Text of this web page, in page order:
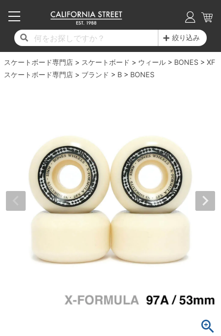
絞り込み
スケートボード専門店 スケートボード ウィール BONES
XF
スケートボード専門店
ブランド B BONES
17時までのご注文は当日発送！
11,000円以上で送料無料！
毎月1日はポイント5倍！10日と20日は3倍！
17時までのご注文は当日発送！
11,000円以上で送料無料！
毎月1日はポイント5倍！10日と20日は3倍！
サイズからデッキを選ぶ
子供用デッキ
7.0inch以下
7.6inch
7.7inch
7.8inch
トラック
17時までのご注文は当日発送！
11,000円以上で送料無料！
毎月1日はポイント5倍！10日と20日は3倍！
適合デッキサイズから選ぶ
7.0inch以下
7.2inch
7.7inch
7.8inch
7.9inch
ウィール
17時までのご注文は当日発送！
11,000円以上で送料無料！
毎月1日はポイント5倍！10日と20日は3倍！
ウィールをサイズから選ぶ
50mm
51mm
55mm
56mm
スピットファイヤー F4（フォーミュラフォ
ボーンズ XF（エックスフォーミュラ）
ボーンズ STF（エスティーエフ）
パウエルペラルタ DF（ドラゴンフォーミュ
ベアリング
デッキテープ
パーツ・その他
17時までのご注文は当日発送！
11,000円以上で送料無料！
毎月1日はポイント5倍！10日と20日は3倍！
シューズをサイズから選ぶ
20cm
21cm
23.5cm
24cm
24.5cm
25.5cm
サンダル
インソール
シューレース・その他
17時までのご注文は当日発送！
11,000円以上で送料無料！
毎月1日はポイント5倍！10日と20日は3倍！
ジャケット
パーカー
トレーナー・セーター
パンツ
長袖ボタンシャツ
17時までのご注文は当日発送！
11,000円以上で送料無料！
毎月1日はポイント5倍！10日と20日は3倍！
17時までのご注文は当日発送！
11,000円以上で送料無料！
毎月1日はポイント5倍！10日と20日は3倍！
スタッフおすすめアイテム
ブランド紹介
INFO
17時までのご注文は当日発送！
11,000円以上で送料無料！
毎月1日はポイント5倍！10日と20日は3倍！
スタッフ紹介
カリフォルニアストリートの歴史
求人情報
プライバシーポリシー